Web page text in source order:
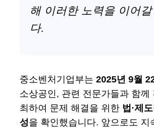
해 이러한 노력을 이어
다.
중소벤처기업부는2025년 9월
소상공인, 관련 전문가들과 함께
최하여 문제 해결을 위한 법·제
성을 확인했습니다. 앞으로도 지